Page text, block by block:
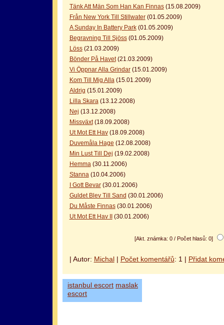
Tänk Att Män Som Han Kan Finnas(15.08.2009)
Från New York Till Stillwater(01.05.2009)
A Sunday In Battery Park(01.05.2009)
Begravning Till Sjöss(01.05.2009)
Löss(21.03.2009)
Bönder På Havet(21.03.2009)
Vi Öppnar Alla Grindar(15.01.2009)
Kom Till Mig Alla (15.01.2009)
Aldrig (15.01.2009)
Lilla Skara (13.12.2008)
Nej (13.12.2008)
Missväxt(18.09.2008)
Ut Mot Ett Hav(18.09.2008)
Duvemåla Hage (12.08.2008)
Min Lust Till Dej (19.02.2008)
Hemma (30.11.2006)
Stanna (10.04.2006)
I Gott Bevar(30.01.2006)
Guldet Blev Till Sand (30.01.2006)
Du Måste Finnas(30.01.2006)
Ut Mot Ett Hav II
(30.01.2006)
[Akt. známka: 0 / Počet hlasů: 0]
| Autor: Michal| Počet komentářů: 1 | Přidat
istanbul escort maslak
escort